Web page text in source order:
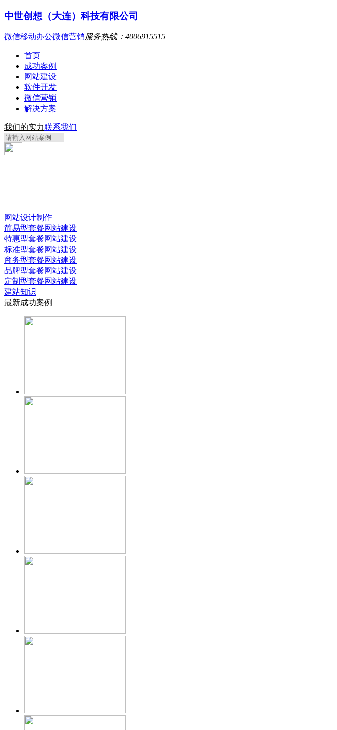
中世创想（大连）科技有限公司
微信移动办公微信营销服务热线：4006915515
首页
成功案例
网站建设
软件开发
微信营销
解决方案
我们的实力联系我们
网站设计制作
简易型套餐网站建设
特惠型套餐网站建设
标准型套餐网站建设
商务型套餐网站建设
品牌型套餐网站建设
定制型套餐网站建设
建站知识
最新成功案例